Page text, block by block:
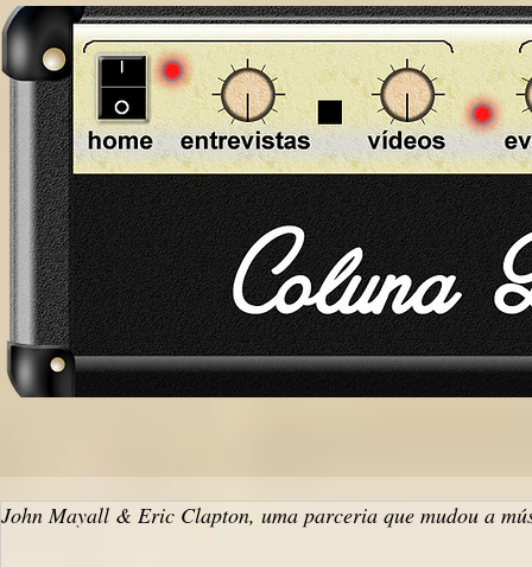
John Mayall & Eric Clapton, uma parceria que mudou a